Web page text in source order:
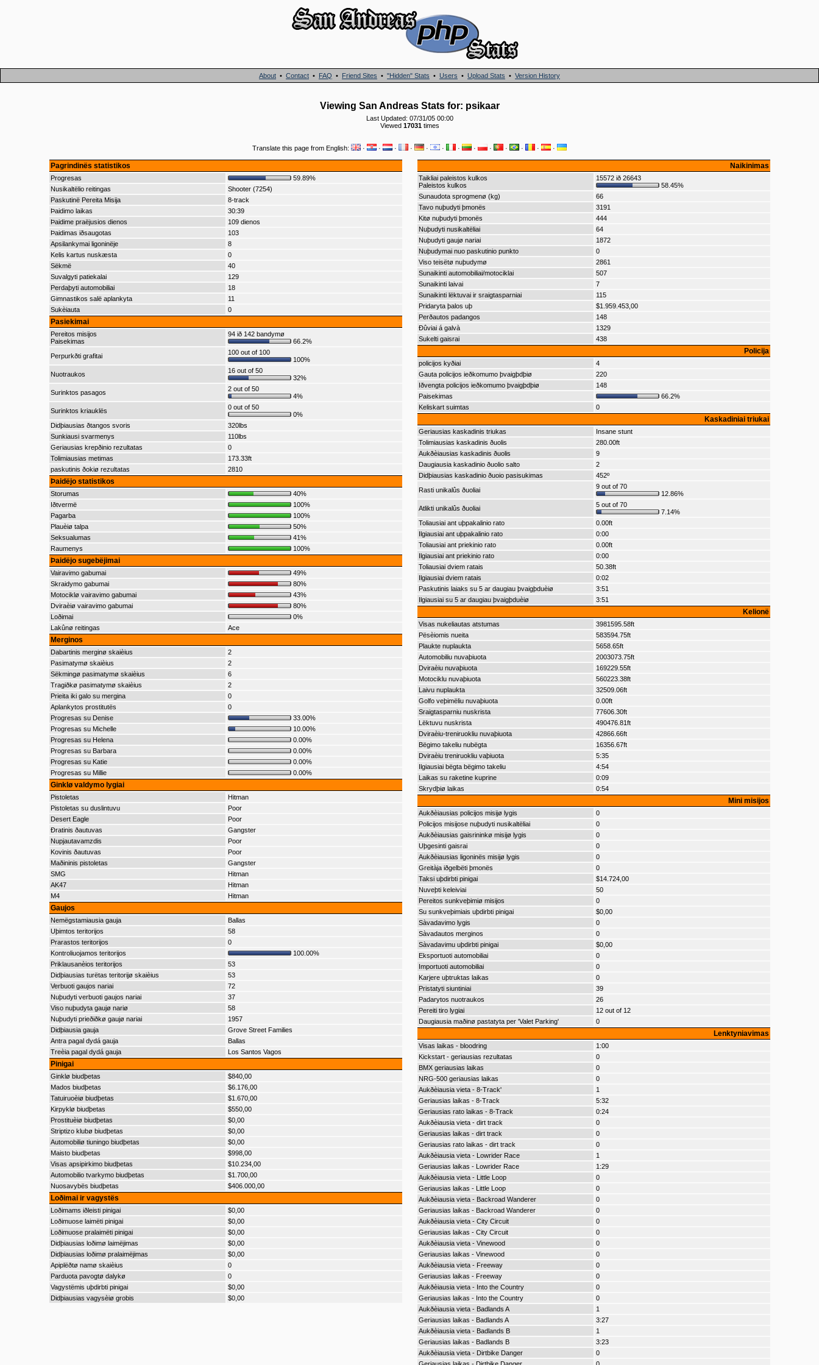
About • Contact • FAQ • Friend Sites • "Hidden" Stats • Users • Upload Stats • Version History
Viewing San Andreas Stats for: psikaar
Last Updated: 07/31/05 00:00
Viewed 17031times
Translate this page from English: · · · · · · · · · · · · ·
Pagrindinës statistikos
Progresas
59.89%
Nusikaltëlio reitingas
Shooter (7254)
Paskutinë Pereita Misija
8-track
Þaidimo laikas
30:39
Þaidime praëjusios dienos
109 dienos
Þaidimas iðsaugotas
103
Apsilankymai ligoninëje
8
Kelis kartus nuskæsta
0
Sëkmë
40
Suvalgyti patiekalai
129
Perdaþyti automobiliai
18
Gimnastikos salë aplankyta
11
Sukèiauta
0
Pasiekimai
Pereitos misijos
Paisekimas
94 ið 142 bandymø
66.2%
Perpurkðti grafitai
100 out of 100
100%
Nuotraukos
16 out of 50
32%
Surinktos pasagos
2 out of 50
4%
Surinktos kriauklës
0 out of 50
0%
Didþiausias ðtangos svoris
320lbs
Sunkiausi svarmenys
110lbs
Geriausias krepðinio rezultatas
0
Tolimiausias metimas
173.33ft
paskutinis ðokiø rezultatas
2810
Þaidëjo statistikos
Storumas
40%
Iðtvermë
100%
Pagarba
100%
Plauèiø talpa
50%
Seksualumas
41%
Raumenys
100%
Þaidëjo sugebëjimai
Vairavimo gabumai
49%
Skraidymo gabumai
80%
Motociklø vairavimo gabumai
43%
Dviraèiø vairavimo gabumai
80%
Loðimai
0%
Lakûnø reitingas
Ace
Merginos
Dabartinis merginø skaièius
2
Pasimatymø skaièius
2
Sëkmingø pasimatymø skaièius
6
Tragiðkø pasimatymø skaièius
2
Prieita iki galo su mergina
0
Aplankytos prostitutës
0
Progresas su Denise
33.00%
Progresas su Michelle
10.00%
Progresas su Helena
0.00%
Progresas su Barbara
0.00%
Progresas su Katie
0.00%
Progresas su Millie
0.00%
Ginklø valdymo lygiai
Pistoletas
Hitman
Pistoletas su duslintuvu
Poor
Desert Eagle
Poor
Ðratinis ðautuvas
Gangster
Nupjautavamzdis
Poor
Kovinis ðautuvas
Poor
Maðininis pistoletas
Gangster
SMG
Hitman
AK47
Hitman
M4
Hitman
Gaujos
Nemëgstamiausia gauja
Ballas
Uþimtos teritorijos
58
Prarastos teritorijos
0
Kontroliuojamos teritorijos
100.00%
Priklausanèios teritorijos
53
Didþiausias turëtas teritorijø skaièius
53
Verbuoti gaujos nariai
72
Nuþudyti verbuoti gaujos nariai
37
Viso nuþudyta gaujø nariø
58
Nuþudyti prieðiðkø gaujø nariai
1957
Didþiausia gauja
Grove Street Families
Antra pagal dydá gauja
Ballas
Treèia pagal dydá gauja
Los Santos Vagos
Pinigai
Ginklø biudþetas
$840,00
Mados biudþetas
$6.176,00
Tatuiruoèiø biudþetas
$1.670,00
Kirpyklø biudþetas
$550,00
Prostituèiø biudþetas
$0,00
Striptizo klubø biudþetas
$0,00
Automobiliø tiuningo biudþetas
$0,00
Maisto biudþetas
$998,00
Visas apsipirkimo biudþetas
$10.234,00
Automobilio tvarkymo biudþetas
$1.700,00
Nuosavybës biudþetas
$406.000,00
Loðimai ir vagystës
Loðimams iðleisti pinigai
$0,00
Loðimuose laimëti pinigai
$0,00
Loðimuose pralaimëti pinigai
$0,00
Didþiausias loðimø laimëjimas
$0,00
Didþiausias loðimø pralaimëjimas
$0,00
Apiplëðtø namø skaièius
0
Parduota pavogtø dalykø
0
Vagystëmis uþdirbti pinigai
$0,00
Didþiausias vagysèiø grobis
$0,00
Naikinimas
Taikliai paleistos kulkos
Paleistos kulkos
15572 ið 26643
58.45%
Sunaudota sprogmenø (kg)
66
Tavo nuþudyti þmonës
3191
Kitø nuþudyti þmonës
444
Nuþudyti nusikaltëliai
64
Nuþudyti gaujø nariai
1872
Nuþudymai nuo paskutinio punkto
0
Viso teisëtø nuþudymø
2861
Sunaikinti automobiliai/motociklai
507
Sunaikinti laivai
7
Sunaikinti lëktuvai ir sraigtasparniai
115
Pridaryta þalos uþ
$1.959.453,00
Perðautos padangos
148
Ðûviai á galvà
1329
Sukelti gaisrai
438
Policija
policijos kyðiai
4
Gauta policijos ieðkomumo þvaigþdþiø
220
Iðvengta policijos ieðkomumo þvaigþdþiø
148
Paisekimas
66.2%
Keliskart suimtas
0
Kaskadiniai triukai
Geriausias kaskadinis triukas
Insane stunt
Tolimiausias kaskadinis ðuolis
280.00ft
Aukðèiausias kaskadinis ðuolis
9
Daugiausia kaskadinio ðuolio salto
2
Didþiausias kaskadinio ðuoio pasisukimas
452º
Rasti unikalûs ðuoliai
9 out of 70
12.86%
Atlikti unikalûs ðuoliai
5 out of 70
7.14%
Toliausiai ant uþpakalinio rato
0.00ft
Ilgiausiai ant uþpakalinio rato
0:00
Toliausiai ant priekinio rato
0.00ft
Ilgiausiai ant priekinio rato
0:00
Toliausiai dviem ratais
50.38ft
Ilgiausiai dviem ratais
0:02
Paskutinis laiaks su 5 ar daugiau þvaigþduèiø
3:51
Ilgiausiai su 5 ar daugiau þvaigþduèiø
3:51
Kelionë
Visas nukeliautas atstumas
3981595.58ft
Pësèiomis nueita
583594.75ft
Plaukte nuplaukta
5658.65ft
Automobiliu nuvaþiuota
2003073.75ft
Dviraèiu nuvaþiuota
169229.55ft
Motociklu nuvaþiuota
560223.38ft
Laivu nuplaukta
32509.06ft
Golfo veþimëliu nuvaþiuota
0.00ft
Sraigtasparniu nuskrista
77606.30ft
Lëktuvu nuskrista
490476.81ft
Dviraèiu-treniruokliu nuvaþiuota
42866.66ft
Bëgimo takeliu nubëgta
16356.67ft
Dviraèiu treniruokliu vaþiuota
5:35
Ilgiausiai bëgta bëgimo takeliu
4:54
Laikas su raketine kuprine
0:09
Skrydþiø laikas
0:54
Mini misijos
Aukðèiausias policijos misijø lygis
0
Policijos misijose nuþudyti nusikaltëliai
0
Aukðèiausias gaisrininkø misijø lygis
0
Uþgesinti gaisrai
0
Aukðèiausias ligoninës misijø lygis
0
Greitàja iðgelbëti þmonës
0
Taksi uþdirbti pinigai
$14.724,00
Nuveþti keleiviai
50
Pereitos sunkveþimiø misijos
0
Su sunkveþimiais uþdirbti pinigai
$0,00
Sàvadavimo lygis
0
Sàvadautos merginos
0
Sàvadavimu uþdirbti pinigai
$0,00
Eksportuoti automobiliai
0
Importuoti automobiliai
0
Karjere uþtruktas laikas
0
Pristatyti siuntiniai
39
Padarytos nuotraukos
26
Pereiti tiro lygiai
12 out of 12
Daugiausia maðinø pastatyta per 'Valet Parking'
0
Lenktyniavimas
Visas laikas - bloodring
1:00
Kickstart - geriausias rezultatas
0
BMX geriausias laikas
0
NRG-500 geriausias laikas
0
Aukðèiausia vieta - 8-Track'
1
Geriausias laikas - 8-Track
5:32
Geriausias rato laikas - 8-Track
0:24
Aukðèiausia vieta - dirt track
0
Geriausias laikas - dirt track
0
Geriausias rato laikas - dirt track
0
Aukðèiausia vieta - Lowrider Race
1
Geriausias laikas - Lowrider Race
1:29
Aukðèiausia vieta - Little Loop
0
Geriausias laikas - Little Loop
0
Aukðèiausia vieta - Backroad Wanderer
0
Geriausias laikas - Backroad Wanderer
0
Aukðèiausia vieta - City Circuit
0
Geriausias laikas - City Circuit
0
Aukðèiausia vieta - Vinewood
0
Geriausias laikas - Vinewood
0
Aukðèiausia vieta - Freeway
0
Geriausias laikas - Freeway
0
Aukðèiausia vieta - Into the Country
0
Geriausias laikas - Into the Country
0
Aukðèiausia vieta - Badlands A
1
Geriausias laikas - Badlands A
3:27
Aukðèiausia vieta - Badlands B
1
Geriausias laikas - Badlands B
3:23
Aukðèiausia vieta - Dirtbike Danger
0